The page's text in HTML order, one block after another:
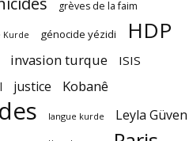
grèves de la faim
Kurde génocide yézidi HDP
invasion turque ISIS
justice Kobanê
langue kurde Leyla Güven